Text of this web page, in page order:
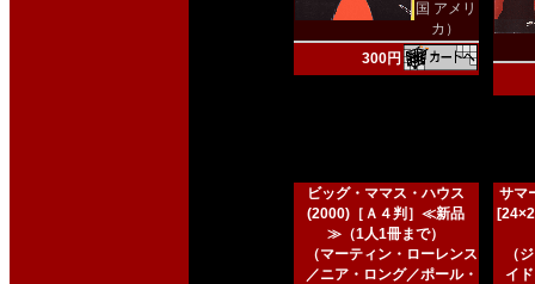
国 アメリ
カ）
300円
ビッグ・ママス・ハウス
(2000)［Ａ４判］≪新品
≫（1人1冊まで）
（マーティン・ローレンス
／ニア・ロング／ポール・
サマ
（
イ